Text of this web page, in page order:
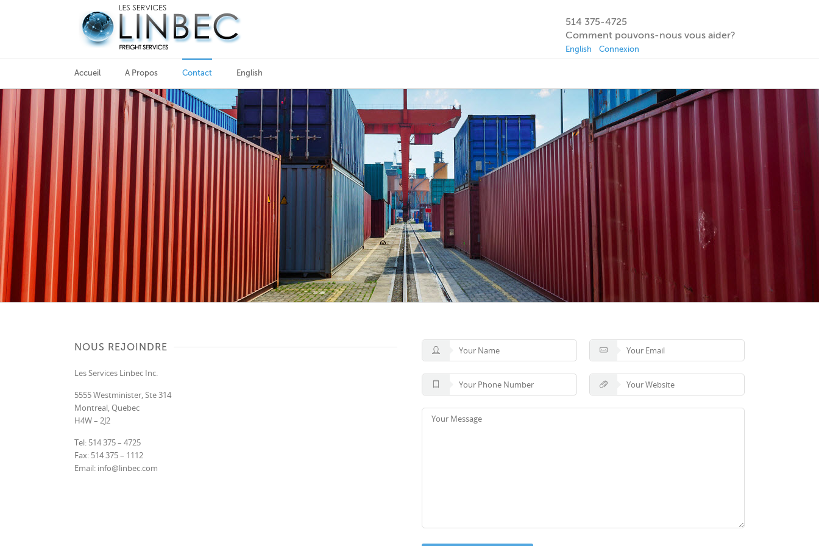
514 375-4725
Comment pouvons-nous vous aider?
English Connexion
Accueil A Propos Contact English
NOUS REJOINDRE
Les Services Linbec Inc.
5555 Westminister, Ste 314
Montreal, Quebec
H4W – 2J2
Tel: 514 375 – 4725
Fax: 514 375 – 1112
Email: info@linbec.com